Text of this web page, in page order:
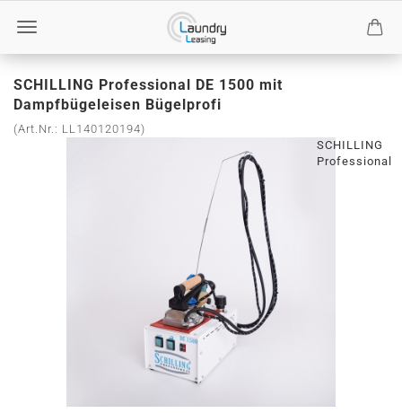
SCHILLING Professional DE 1500 mit
Dampfbügeleisen Bügelprofi
(Art.Nr.: LL140120194)
SCHILLING
Professional